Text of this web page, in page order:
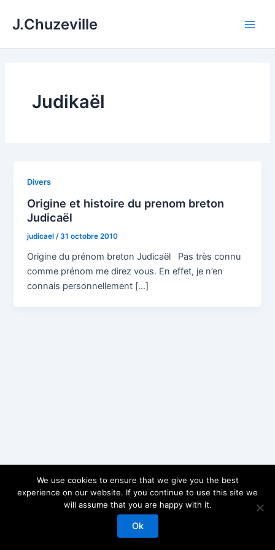
J.Chuzeville
Judikaël
Divers
Origine et histoire du prenom breton
Judicaël
judicael/31 octobre 2010
Origine du prénom breton Judicaël Pas très connu
comme prénom me direz vous. En effet, je n’en
connais personnellement […]
Copyright © 2026 J.Chuzeville | Propulsé parThème WordPress
Astra
We use cookies to ensure that we give you the best
experience on our website. If you continue to use this site we
will assume that you are happy with it.
Ok